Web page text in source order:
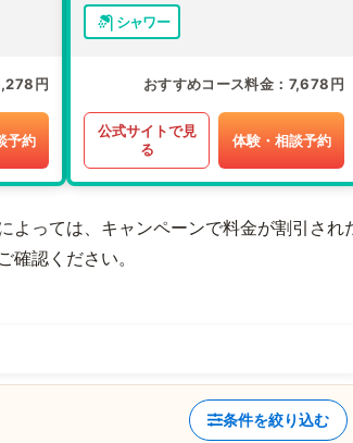
円
予約
シャワー
おすすめコース料金 7,678円
公式サイトで見
る
体験・相談予約
よっては、キャンペーンで料金が割引され
認ください。
条件を絞り込む